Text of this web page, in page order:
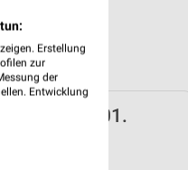
den 29.01.
Erstellung
zur
der
Entwicklung